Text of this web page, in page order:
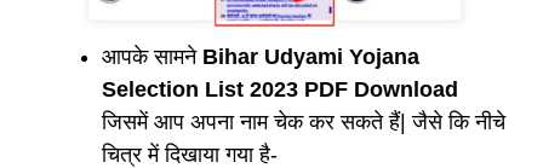
आपके सामने Bihar Udyami Yojana
Selection List 2023 PDF Download
जिसमें आप अपना नाम चेक कर सकते हैं| जैसे कि नीचे
चित्र में दिखाया गया है-